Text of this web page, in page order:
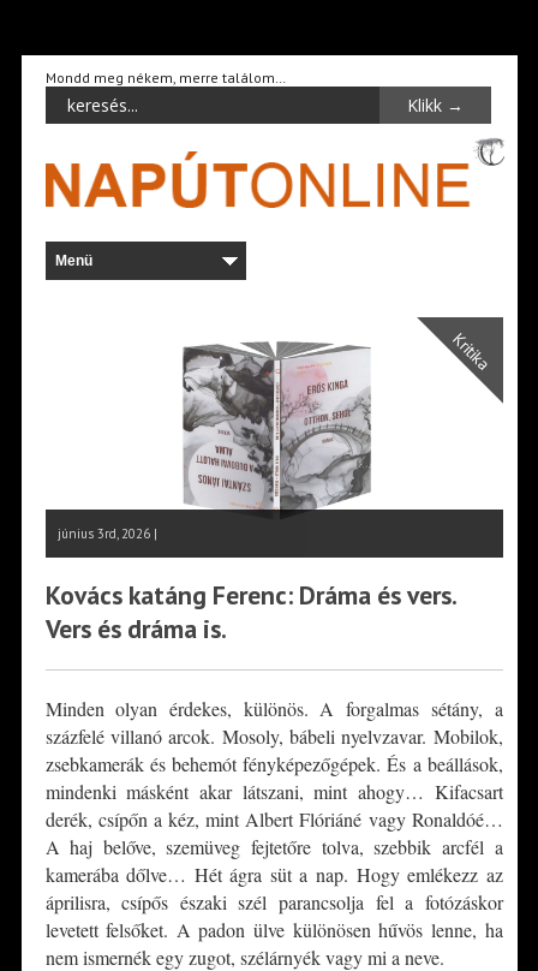
Mondd meg nékem, merre találom…
Kritika
június 3rd, 2026 |
Kovács katáng Ferenc: Dráma és vers.
Vers és dráma is.
Minden olyan érdekes, különös. A forgalmas sétány, a
százfelé villanó arcok. Mosoly, bábeli nyelvzavar. Mobilok,
zsebkamerák és behemót fényképezőgépek. És a beállások,
mindenki másként akar látszani, mint ahogy… Kifacsart
derék, csípőn a kéz, mint Albert Flóriáné vagy Ronaldóé…
A haj belőve, szemüveg fejtetőre tolva, szebbik arcfél a
kamerába dőlve… Hét ágra süt a nap. Hogy emlékezz az
áprilisra, csípős északi szél parancsolja fel a fotózáskor
levetett felsőket. A padon ülve különösen hűvös lenne, ha
nem ismernék egy zugot, szélárnyék vagy mi a neve.